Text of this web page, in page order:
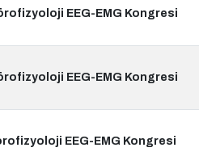
EEG-EMG Kongresi
EEG-EMG Kongresi
EEG-EMG Kongresi